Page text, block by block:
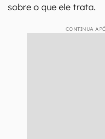
sobre o que ele trata.
CONTINUA